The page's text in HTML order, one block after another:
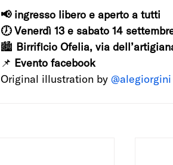
📢 ingresso libero e aperto a tutti
🕖 Venerdì 13 e sabato 14
🏙️ Birrificio Ofelia, via
📌 Evento facebook
Original illustration by @alegiorgini